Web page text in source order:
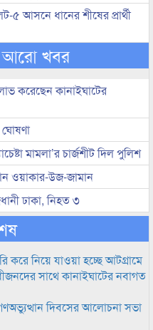
৫ আসনে ধানের শীষের প্রার্থী
আরো খবর
করেছেন কানাইঘাটের
ঘোষণা
মামলা’র চার্জশীট দিল পুলিশ
ওয়াকার-উজ-জামান
ঢাকা, নিহত ৩
নিয়ে যাওয়া হচ্ছে আটগ্রামে
সাথে কানাইঘাটের নবাগত
দিবসের আলোচনা সভা